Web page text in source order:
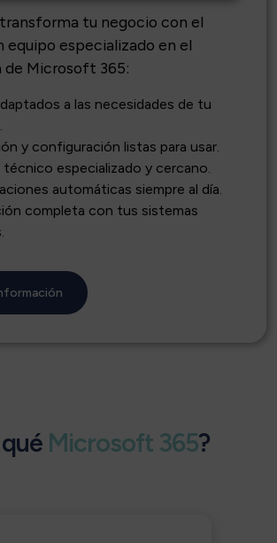
tu negocio con el
equipo especializado en el
de Microsoft 365:
a las necesidades de tu
y configuración listas para usar.
especializado y cercano.
automáticas siempre al día.
completa con tus sistemas
Microsoft 365?